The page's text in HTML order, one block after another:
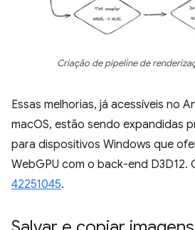
Criação de pipeline de
Essas melhorias, já acessíveis no
macOS, estão sendo expandidas
para dispositivos Windows que
WebGPU com o back-end D3D12.
42251045.